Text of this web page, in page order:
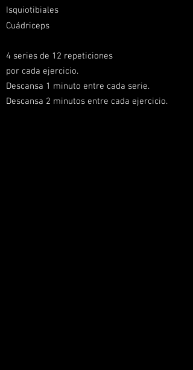
Isquiotibiales
Cuádriceps
4 series de 12 repeticiones
por cada ejercicio.
Descansa 1 minuto entre cada serie.
Descansa 2 minutos entre cada ejercicio.